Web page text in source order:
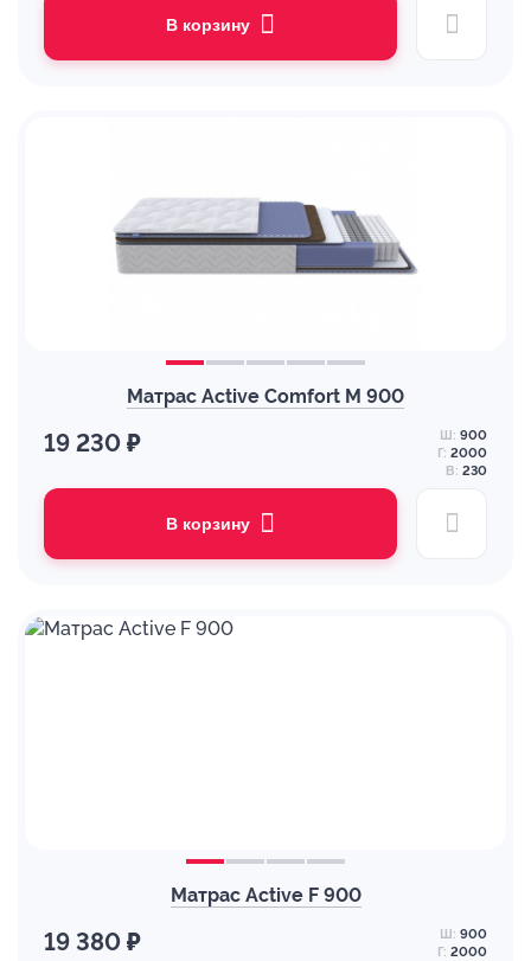
В корзину
Матрас Active Comfort M 900
19 230 ₽ Ш: 900
Г: 2000
В: 230
В корзину
Матрас Active F 900
19 380 ₽ Ш: 900
Г: 2000